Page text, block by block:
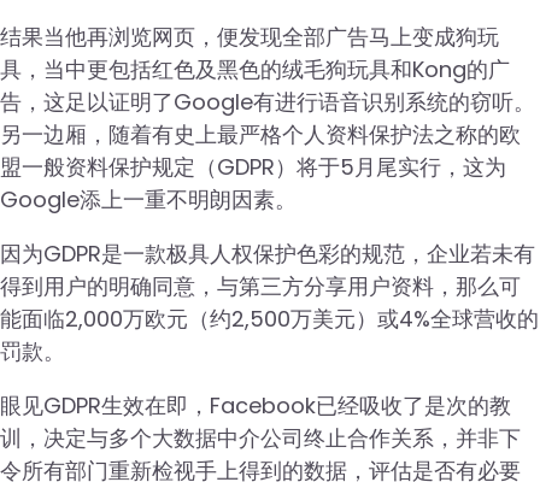
结果当他再浏览网页，便发现全部广告马上变成狗玩
具，当中更包括红色及黑色的绒毛狗玩具和Kong的广
告，这足以证明了Google有进行语音识别系统的窃听。
另一边厢，随着有史上最严格个人资料保护法之称的欧
盟一般资料保护规定（GDPR）将于5月尾实行，这为
Google添上一重不明朗因素。
因为GDPR是一款极具人权保护色彩的规范，企业若未有
得到用户的明确同意，与第三方分享用户资料，那么可
能面临2,000万欧元（约2,500万美元）或4%全球营收的
罚款。
眼见GDPR生效在即，Facebook已经吸收了是次的教
训，决定与多个大数据中介公司终止合作关系，并非下
令所有部门重新检视手上得到的数据，评估是否有必要